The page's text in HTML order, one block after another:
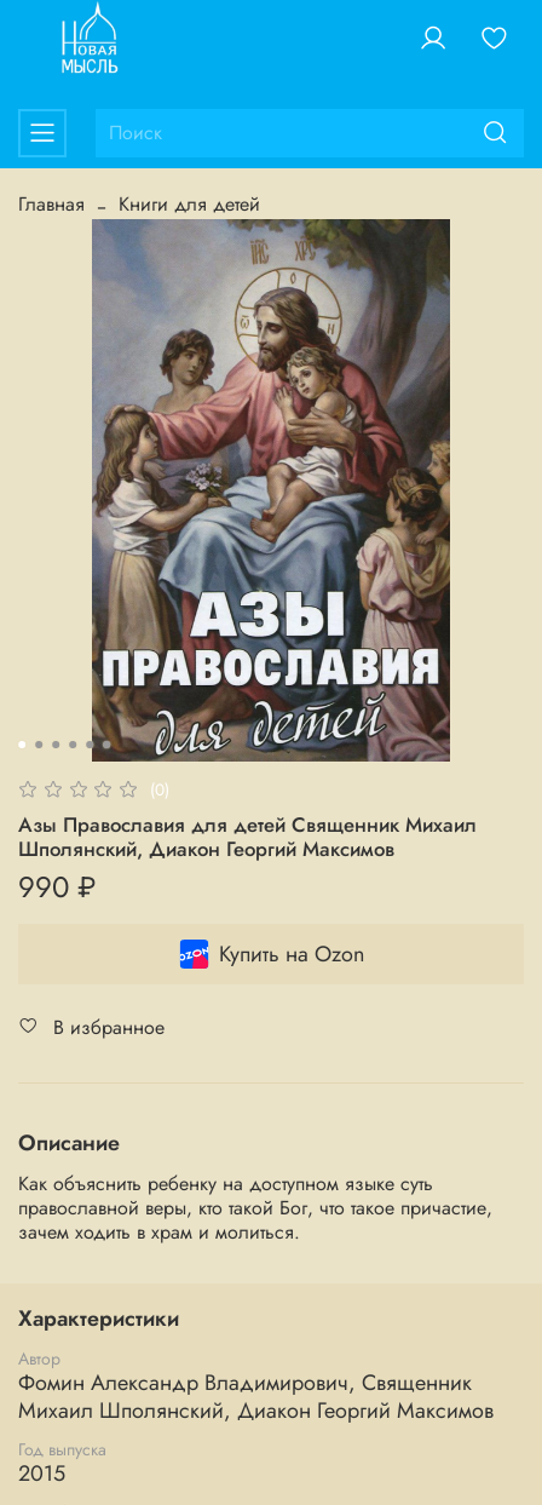
Главная Книги для детей
(0)
Азы Православия для детей Священник Михаил
Шполянский, Диакон Георгий Максимов
990 ₽
Купить на Ozon
В избранное
Описание
Как объяснить ребенку на доступном языке суть
православной веры, кто такой Бог, что такое причастие,
зачем ходить в храм и молиться.
Характеристики
Автор
Фомин Александр Владимирович, Священник
Михаил Шполянский, Диакон Георгий Максимов
Год выпуска
2015